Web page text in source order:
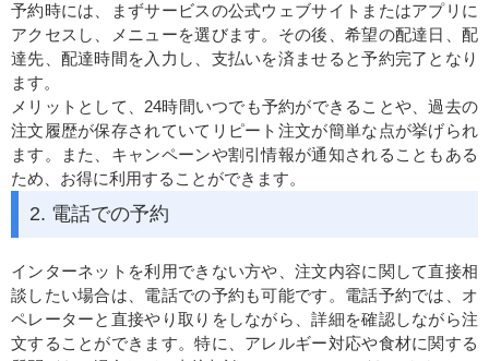
予約時には、まずサービスの公式ウェブサイトまたはアプリに
アクセスし、メニューを選びます。その後、希望の配達日、配
達先、配達時間を入力し、支払いを済ませると予約完了となり
ます。
メリットとして、24時間いつでも予約ができることや、過去の
注文履歴が保存されていてリピート注文が簡単な点が挙げられ
ます。また、キャンペーンや割引情報が通知されることもある
ため、お得に利用することができます。
2. 電話での予約
インターネットを利用できない方や、注文内容に関して直接相
談したい場合は、電話での予約も可能です。電話予約では、オ
ペレーターと直接やり取りをしながら、詳細を確認しながら注
文することができます。特に、アレルギー対応や食材に関する